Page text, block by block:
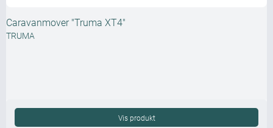
Caravanmover "Truma XT4"
TRUMA
Vis produkt